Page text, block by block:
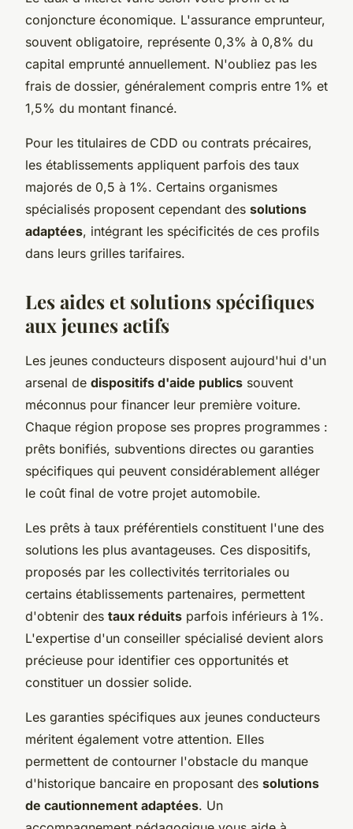
conjoncture économique. L'assurance emprunteur,
souvent obligatoire, représente 0,3% à 0,8% du
capital emprunté annuellement. N'oubliez pas les
frais de dossier, généralement compris entre 1% et
1,5% du montant financé.
Pour les titulaires de CDD ou contrats précaires,
les établissements appliquent parfois des taux
majorés de 0,5 à 1%. Certains organismes
spécialisés proposent cependant des solutions
adaptées, intégrant les spécificités de ces profils
dans leurs grilles tarifaires.
Les aides et solutions spécifiques
aux jeunes actifs
Les jeunes conducteurs disposent aujourd'hui d'un
arsenal de dispositifs d'aide publics souvent
méconnus pour financer leur première voiture.
Chaque région propose ses propres programmes :
prêts bonifiés, subventions directes ou garanties
spécifiques qui peuvent considérablement alléger
le coût final de votre projet automobile.
Les prêts à taux préférentiels constituent l'une des
solutions les plus avantageuses. Ces dispositifs,
proposés par les collectivités territoriales ou
certains établissements partenaires, permettent
d'obtenir des taux réduits parfois inférieurs à 1%.
L'expertise d'un conseiller spécialisé devient alors
précieuse pour identifier ces opportunités et
constituer un dossier solide.
Les garanties spécifiques aux jeunes conducteurs
méritent également votre attention. Elles
permettent de contourner l'obstacle du manque
d'historique bancaire en proposant des solutions
de cautionnement adaptées. Un